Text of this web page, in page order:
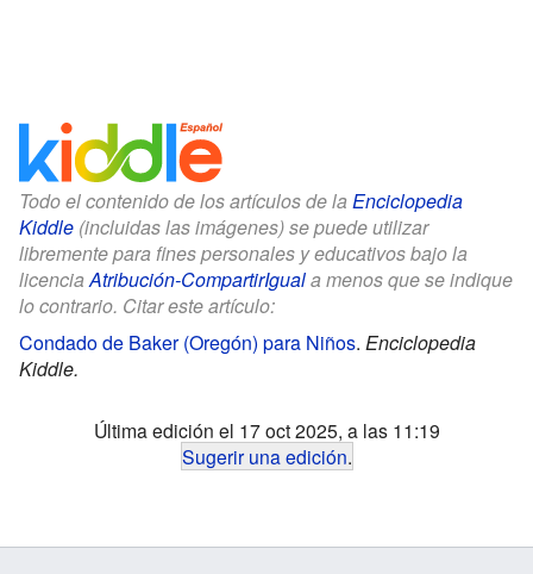
Todo el contenido de los artículos de la Enciclopedia
Kiddle (incluidas las imágenes) se puede utilizar
libremente para fines personales y educativos bajo la
licenciaAtribución-CompartirIguala menos que se indique
lo contrario. Citar este artículo:
Condado de Baker (Oregón) para Niños. Enciclopedia
Kiddle.
Última edición el 17 oct 2025, a las 11:19
Sugerir una edición.